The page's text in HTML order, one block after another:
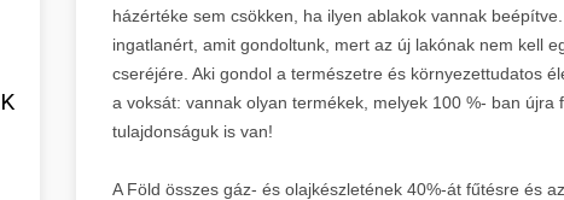
házértéke sem csökken, ha ilyen ablakok vannak
ingatlanért, amit gondoltunk, mert az új lakónak nem kell
cseréjére. Aki gondol a természetre és környezettudatos
a voksát: vannak olyan termékek, melyek 100 %- ban
tulajdonságuk is van!
A Föld összes gáz- és olajkészletének 40%-át fűtésre és